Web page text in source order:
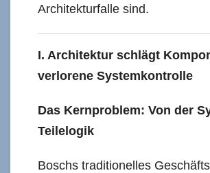
Architekturfalle sind.
I. Architektur schlägt
verlorene Systemkontrolle
Das Kernproblem: Von der
Teilelogik
Boschs traditionelles